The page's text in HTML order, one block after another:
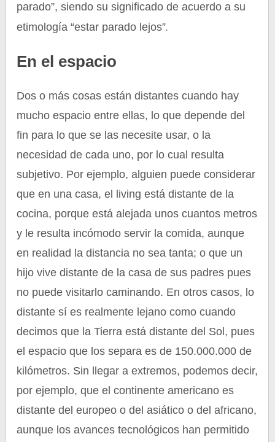
parado”, siendo su significado de acuerdo a su
etimología “estar parado lejos”.
En el espacio
Dos o más cosas están distantes cuando hay
mucho espacio entre ellas, lo que depende del
fin para lo que se las necesite usar, o la
necesidad de cada uno, por lo cual resulta
subjetivo. Por ejemplo, alguien puede considerar
que en una casa, el living está distante de la
cocina, porque está alejada unos cuantos metros
y le resulta incómodo servir la comida, aunque
en realidad la distancia no sea tanta; o que un
hijo vive distante de la casa de sus padres pues
no puede visitarlo caminando. En otros casos, lo
distante sí es realmente lejano como cuando
decimos que la Tierra está distante del Sol, pues
el espacio que los separa es de 150.000.000 de
kilómetros. Sin llegar a extremos, podemos decir,
por ejemplo, que el continente americano es
distante del europeo o del asiático o del africano,
aunque los avances tecnológicos han permitido